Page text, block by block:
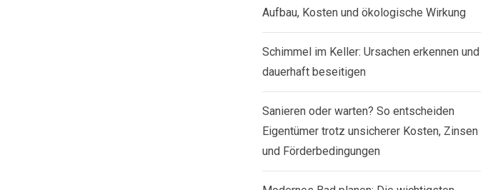
Aufbau, Kosten und ökologische Wirkung
Schimmel im Keller: Ursachen erkennen und
dauerhaft beseitigen
Sanieren oder warten? So entscheiden
Eigentümer trotz unsicherer Kosten, Zinsen
und Förderbedingungen